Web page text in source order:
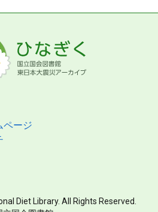
ページ
Diet Library. All Rights Reserved.